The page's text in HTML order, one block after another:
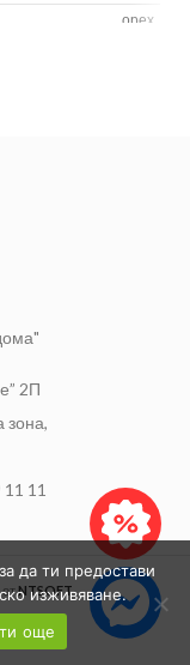
орех
2П
зона,
11
отNTSOFT.
да ти предостави
изживяване.
още